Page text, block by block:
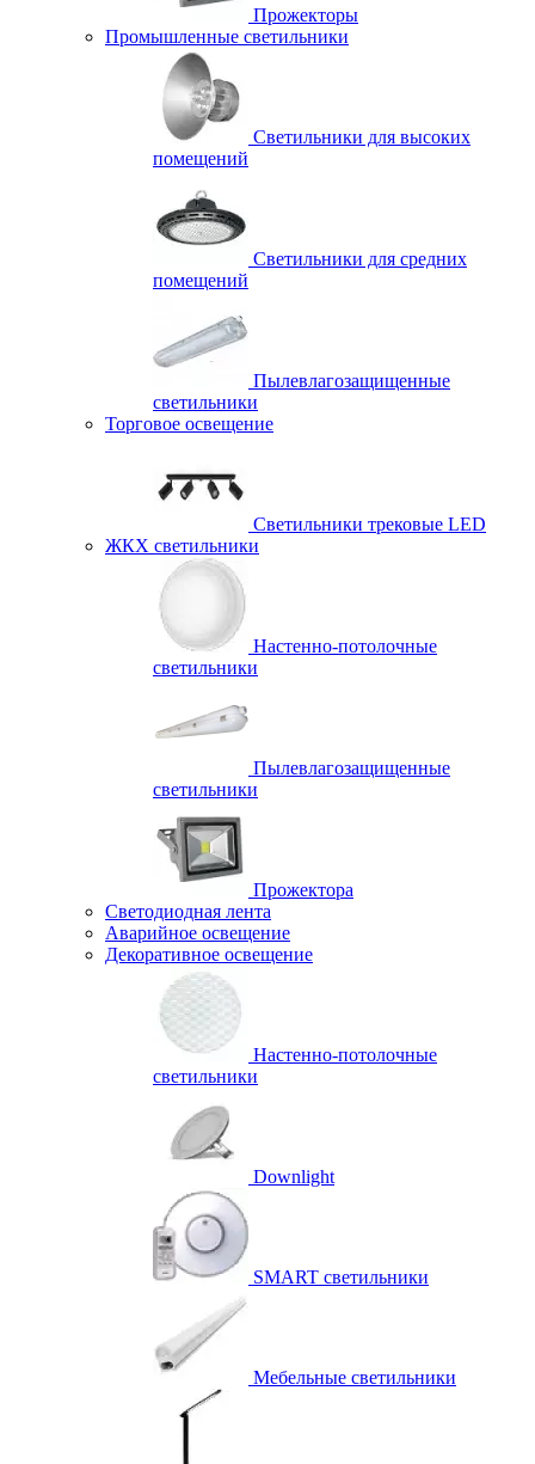
Прожекторы
Промышленные светильники
Светильники для высоких
помещений
Светильники для средних
помещений
Пылевлагозащищенные
светильники
Торговое освещение
Светильники трековые LED
ЖКХ светильники
Настенно-потолочные
светильники
Пылевлагозащищенные
светильники
Прожектора
Светодиодная лента
Аварийное освещение
Декоративное освещение
Настенно-потолочные
светильники
Downlight
SMART светильники
Мебельные светильники